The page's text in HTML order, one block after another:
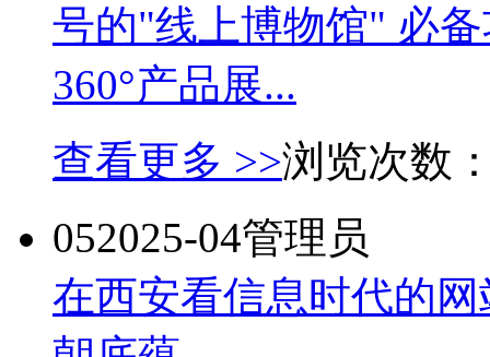
号的"线上博物馆" 必
360°产品展...
查看更多 >>浏览次
052025-04管理员
在西安看信息时代的